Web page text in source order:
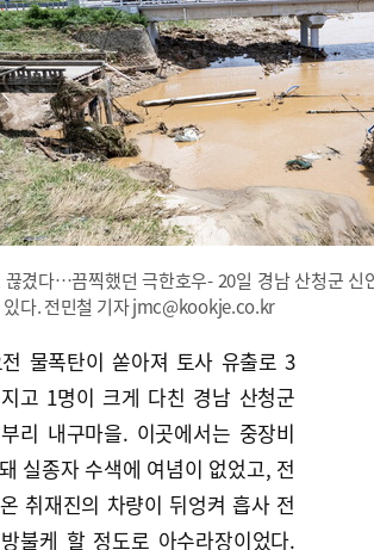
끊겼다…끔찍했던 극한호우- 20일 경남 산청군 신
있다. 전민철 기자 jmc@kookje.co.kr
물폭탄이 쏟아져 토사 유출로 3
고 1명이 크게 다친 경남 산청군
리 내구마을. 이곳에서는 중장비
실종자 수색에 여념이 없었고, 전
취재진의 차량이 뒤엉켜 흡사 전
불케 할 정도로 아수라장이었다.